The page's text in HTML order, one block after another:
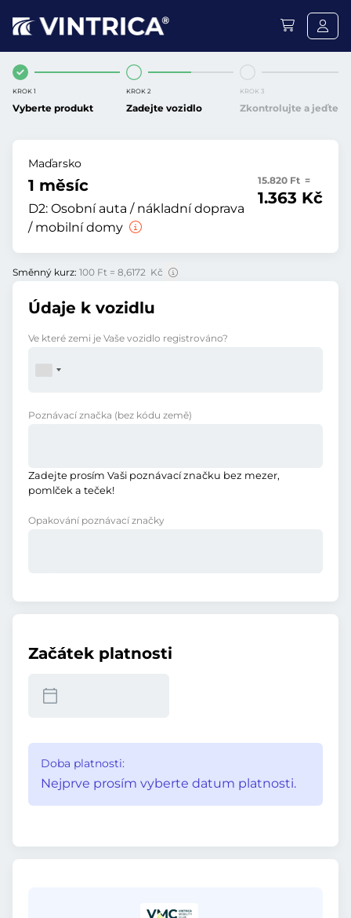
KROK 1
Vyberte produkt
KROK 2
Zadejte vozidlo
KROK 3
Zkontrolujte a jeďte
Maďarsko
1 měsíc
D2: Osobní auta / nákladní doprava
/ mobilní domy
15.820 Ft =
1.363 Kč
Směnný kurz: 100 Ft = 8,6172 Kč
Údaje k vozidlu
Ve které zemi je Vaše vozidlo registrováno?
Poznávací značka (bez kódu země)
Zadejte prosím Vaši poznávací značku bez mezer,
pomlček a teček!
Opakování poznávací značky
Začátek platnosti
Doba platnosti:
Nejprve prosím vyberte datum platnosti.